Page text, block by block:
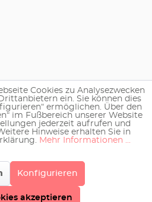
& Co. KG.
Cookies zu Analysezwecken
ein. Sie können dies
ermöglichen. Über den
im Fußbereich unserer Website
jederzeit aufrufen und
Hinweise erhalten Sie in
Mehr Informationen ...
Konfigurieren
akzeptieren